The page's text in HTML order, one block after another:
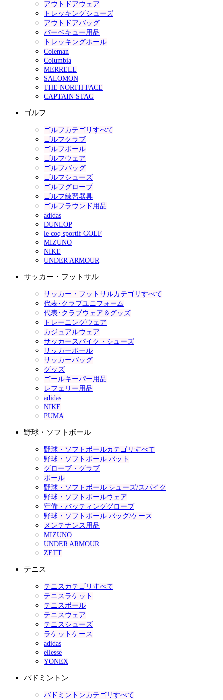
アウトドアウェア
トレッキングシューズ
アウトドアバッグ
バーベキュー用品
トレッキングポール
Coleman
Columbia
MERRELL
SALOMON
THE NORTH FACE
CAPTAIN STAG
ゴルフ
ゴルフカテゴリすべて
ゴルフクラブ
ゴルフボール
ゴルフウェア
ゴルフバッグ
ゴルフシューズ
ゴルフグローブ
ゴルフ練習器具
ゴルフラウンド用品
adidas
DUNLOP
le coq sportif GOLF
MIZUNO
NIKE
UNDER ARMOUR
サッカー・フットサル
サッカー・フットサルカテゴリすべて
代表･クラブユニフォーム
代表･クラブウェア＆グッズ
トレーニングウェア
カジュアルウェア
サッカースパイク・シューズ
サッカーボール
サッカーバッグ
グッズ
ゴールキーパー用品
レフェリー用品
adidas
NIKE
PUMA
野球・ソフトボール
野球・ソフトボールカテゴリすべて
野球・ソフトボール バット
グローブ・グラブ
ボール
野球・ソフトボール シューズ/スパイク
野球・ソフトボールウェア
守備・バッティンググローブ
野球・ソフトボール バッグ/ケース
メンテナンス用品
MIZUNO
UNDER ARMOUR
ZETT
テニス
テニスカテゴリすべて
テニスラケット
テニスボール
テニスウェア
テニスシューズ
ラケットケース
adidas
ellesse
YONEX
バドミントン
バドミントンカテゴリすべて